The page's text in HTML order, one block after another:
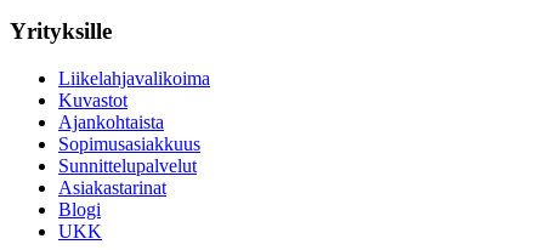
Yrityksille
Liikelahjavalikoima
Kuvastot
Ajankohtaista
Sopimusasiakkuus
Sunnittelupalvelut
Asiakastarinat
Blogi
UKK